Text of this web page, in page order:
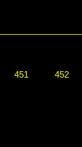
451 452